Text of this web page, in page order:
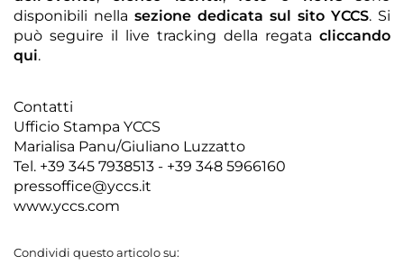
disponibili nella sezione dedicata sul sito YCCS. Si
può seguire il live tracking della regata cliccando
qui.
Contatti
Ufficio Stampa YCCS
Marialisa Panu/Giuliano Luzzatto
Tel. +39 345 7938513 - +39 348 5966160
pressoffice@yccs.it
www.yccs.com
Condividi questo articolo su: